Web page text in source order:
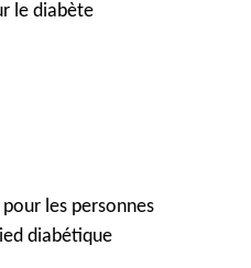
le diabète
les personnes
diabétique